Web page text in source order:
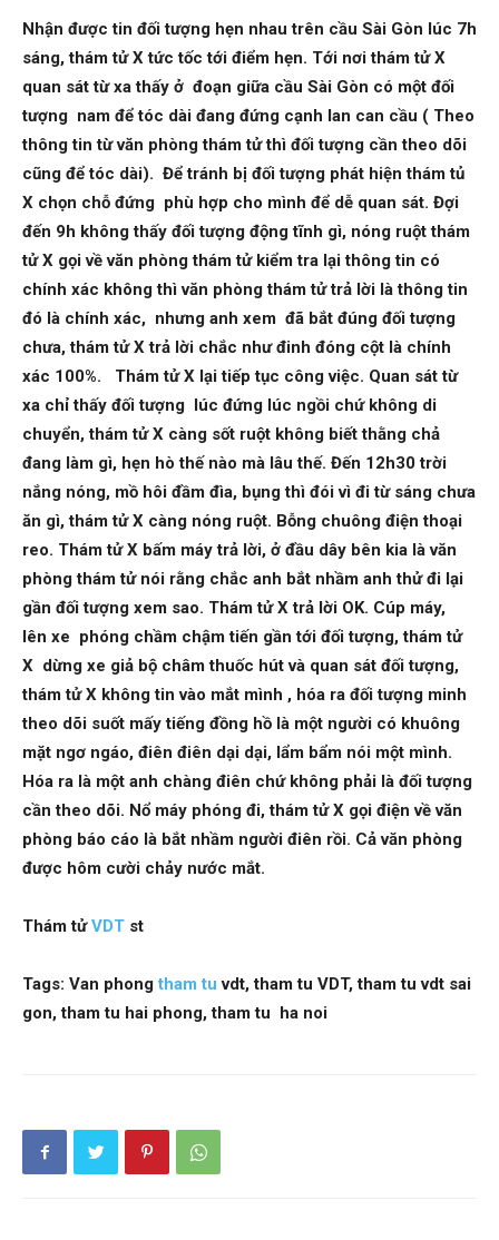
Nhận được tin đối tượng hẹn nhau trên cầu Sài Gòn lúc 7h
sáng, thám tử X tức tốc tới điểm hẹn. Tới nơi thám tử X
quan sát từ xa thấy ở đoạn giữa cầu Sài Gòn có một đối
tượng nam để tóc dài đang đứng cạnh lan can cầu ( Theo
thông tin từ văn phòng thám tử thì đối tượng cần theo dõi
cũng để tóc dài). Để tránh bị đối tượng phát hiện thám tủ
X chọn chỗ đứng phù hợp cho mình để dễ quan sát. Đợi
đến 9h không thấy đối tượng động tĩnh gì, nóng ruột thám
tử X gọi về văn phòng thám tử kiểm tra lại thông tin có
chính xác không thì văn phòng thám tử trả lời là thông tin
đó là chính xác, nhưng anh xem đã bắt đúng đối tượng
chưa, thám tử X trả lời chắc như đinh đóng cột là chính
xác 100%. Thám tử X lại tiếp tục công việc. Quan sát từ
xa chỉ thấy đối tượng lúc đứng lúc ngồi chứ không di
chuyển, thám tử X càng sốt ruột không biết thằng chả
đang làm gì, hẹn hò thế nào mà lâu thế. Đến 12h30 trời
nắng nóng, mồ hôi đầm đìa, bụng thì đói vì đi từ sáng chưa
ăn gì, thám tử X càng nóng ruột. Bỗng chuông điện thoại
reo. Thám tử X bấm máy trả lời, ở đầu dây bên kia là văn
phòng thám tử nói rằng chắc anh bắt nhầm anh thử đi lại
gần đối tượng xem sao. Thám tử X trả lời OK. Cúp máy,
lên xe phóng chầm chậm tiến gần tới đối tượng, thám tử
X dừng xe giả bộ châm thuốc hút và quan sát đối tượng,
thám tử X không tin vào mắt mình , hóa ra đối tượng minh
theo dõi suốt mấy tiếng đồng hồ là một người có khuông
mặt ngơ ngáo, điên điên dại dại, lẩm bẩm nói một mình.
Hóa ra là một anh chàng điên chứ không phải là đối tượng
cần theo dõi. Nổ máy phóng đi, thám tử X gọi điện về văn
phòng báo cáo là bắt nhầm người điên rồi. Cả văn phòng
được hôm cười chảy nước mắt.
Thám tửVDT st
Tags: Van phongtham tu vdt, tham tu VDT, tham tu vdt sai
gon, tham tu hai phong, tham tu ha noi